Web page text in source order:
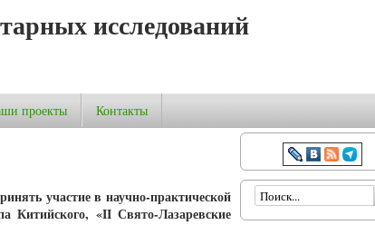
исследований
проекты Контакты
участие в научно-практической
Китийского, «II Свято-Лазаревские
Форма поиска